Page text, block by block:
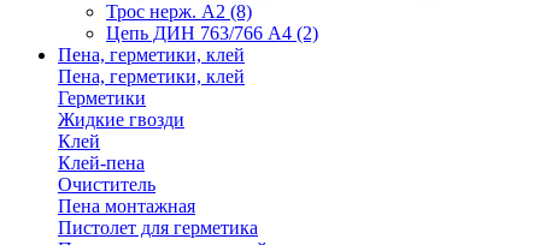
Трос нерж. А2 (8)
Цепь ДИН 763/766 А4 (2)
Пена, герметики, клей
Пена, герметики, клей
Герметики
Жидкие гвозди
Клей
Клей-пена
Очиститель
Пена монтажная
Пистолет для герметика